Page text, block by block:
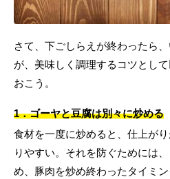
さて、下ごしらえが終わったら
が、美味しく調理するコツとし
おこう。
1．ゴーヤと豆腐は別々に炒める
食材を一度に炒めると、仕上が
りやすい。それを防ぐためには
め、豚肉を炒め終わったタイミ